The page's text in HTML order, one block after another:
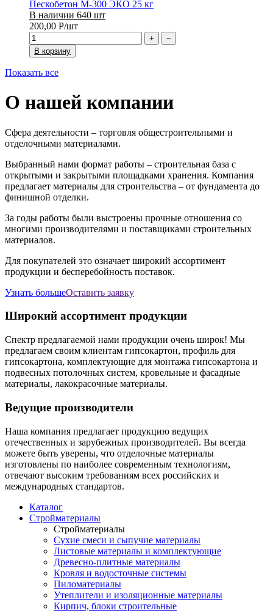
Пескобетон М-300 ЭКО 25 кг
В наличии 640 шт
200,00 Р/шт
+
−
В корзину
Показать все
О нашей компании
Сфера деятельности – торговля общестроительными и
отделочными материалами.
Выбранный нами формат работы – строительная база с
открытыми и закрытыми площадками хранения. Компания
предлагает материалы для строительства – от фундамента до
финишной отделки.
За годы работы были выстроены прочные отношения со
многими производителями и поставщиками строительных
материалов.
Для покупателей это означает широкий ассортимент
продукции и бесперебойность поставок.
Узнать большеОставить заявку
Широкий ассортимент продукции
Спектр предлагаемой нами продукции очень широк! Мы
предлагаем своим клиентам гипсокартон, профиль для
гипсокартона, комплектующие для монтажа гипсокартона и
подвесных потолочных систем, кровельные и фасадные
материалы, лакокрасочные материалы.
Ведущие производители
Наша компания предлагает продукцию ведущих
отечественных и зарубежных производителей. Вы всегда
можете быть уверены, что отделочные материалы
изготовлены по наиболее современным технологиям,
отвечают высоким требованиям всех российских и
международных стандартов.
Каталог
Стройматериалы
Стройматериалы
Сухие смеси и сыпучие материалы
Листовые материалы и комплектующие
Древесно-плитные материалы
Кровля и водосточные системы
Пиломатериалы
Утеплители и изоляционные материалы
Кирпич, блоки строительные